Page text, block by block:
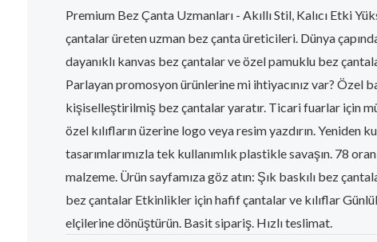
Premium Bez Çanta Uzmanları - Akıllı Stil, Kalıcı Etki
çantalar üreten uzman bez çanta üreticileri. Dünya
dayanıklı kanvas bez çantalar ve özel pamuklu bez
Parlayan promosyon ürünlerine mi ihtiyacınız var? Özel
kişiselleştirilmiş bez çantalar yaratır. Ticari fuarlar için
özel kılıfların üzerine logo veya resim yazdırın. Yeniden
tasarımlarımızla tek kullanımlık plastikle savaşın. 78
malzeme. Ürün sayfamıza göz atın: Şık baskılı bez
bez çantalar Etkinlikler için hafif çantalar ve kılıflar
elçilerine dönüştürün. Basit sipariş. Hızlı teslimat.